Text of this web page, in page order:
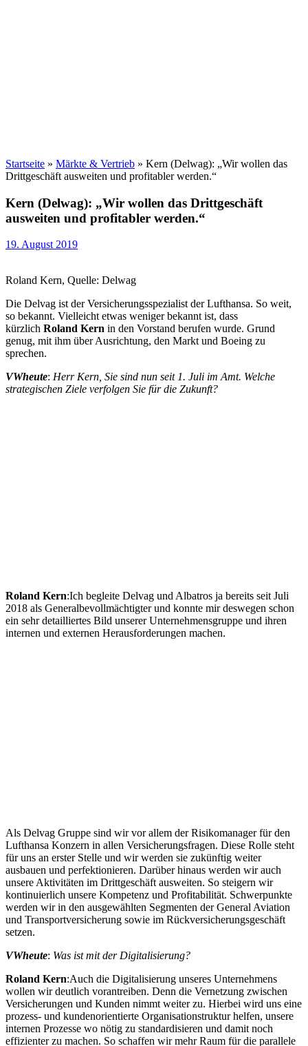
Startseite » Märkte & Vertrieb » Kern (Delwag): „Wir wollen das
Drittgeschäft ausweiten und profitabler werden.“
Kern (Delwag): „Wir wollen das Drittgeschäft
ausweiten und profitabler werden.“
19. August 2019
Roland Kern, Quelle: Delwag
Die Delvag ist der Versicherungsspezialist der Lufthansa. So weit,
so bekannt. Vielleicht etwas weniger bekannt ist, dass
kürzlich Roland Kern in den Vorstand berufen wurde. Grund
genug, mit ihm über Ausrichtung, den Markt und Boeing zu
sprechen.
VWheute: Herr Kern, Sie sind nun seit 1. Juli im Amt. Welche
strategischen Ziele verfolgen Sie für die Zukunft?
Roland Kern:Ich begleite Delvag und Albatros ja bereits seit Juli
2018 als Generalbevollmächtigter und konnte mir deswegen schon
ein sehr detailliertes Bild unserer Unternehmensgruppe und ihren
internen und externen Herausforderungen machen.
Als Delvag Gruppe sind wir vor allem der Risikomanager für den
Lufthansa Konzern in allen Versicherungsfragen. Diese Rolle steht
für uns an erster Stelle und wir werden sie zukünftig weiter
ausbauen und perfektionieren. Darüber hinaus werden wir auch
unsere Aktivitäten im Drittgeschäft ausweiten. So steigern wir
kontinuierlich unsere Kompetenz und Profitabilität. Schwerpunkte
werden wir in den ausgewählten Segmenten der General Aviation
und Transportversicherung sowie im Rückversicherungsgeschäft
setzen.
VWheute: Was ist mit der Digitalisierung?
Roland Kern:Auch die Digitalisierung unseres Unternehmens
wollen wir deutlich vorantreiben. Denn die Vernetzung zwischen
Versicherungen und Kunden nimmt weiter zu. Hierbei wird uns eine
prozess- und kundenorientierte Organisationstruktur helfen, unsere
internen Prozesse wo nötig zu standardisieren und damit noch
effizienter zu machen. So schaffen wir mehr Raum für die parallele